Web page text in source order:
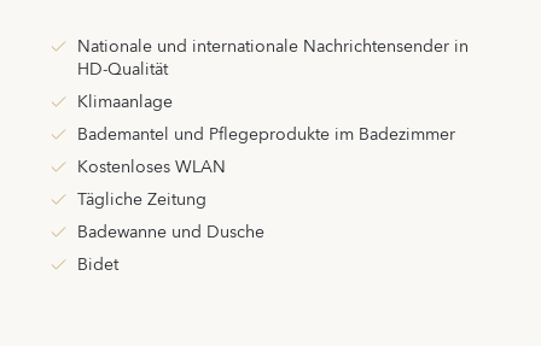
Nationale und internationale Nachrichtensender in
HD-Qualität
Klimaanlage
Bademantel und Pflegeprodukte im Badezimmer
Kostenloses WLAN
Tägliche Zeitung
Badewanne und Dusche
Bidet